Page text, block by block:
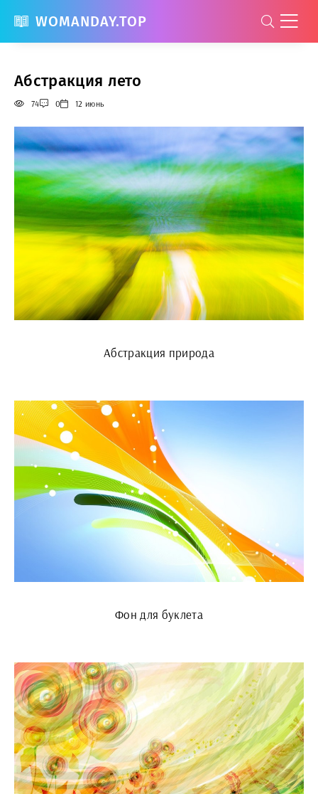
WOMANDAY.TOP
Абстракция лето
74 0 12 июнь
Абстракция природа
Фон для буклета